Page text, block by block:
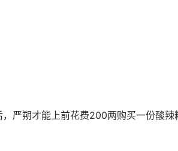
严朔才能上前花费200两购买一份酸辣